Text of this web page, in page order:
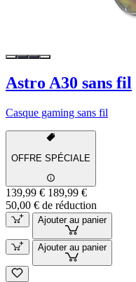
Astro A30 sans fil
Casque gaming sans fil
OFFRE SPÉCIALE
139,99 € 189,99 €
50,00 € de réduction
Ajouter au panier
Ajouter au panier